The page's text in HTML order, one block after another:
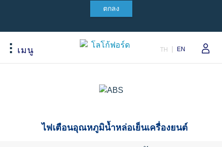
ตกลง
เมนู TH EN
ปรับแต่งและเสนอราคา
เปรียบเทียบรุ่นรถ เรนเจอร์
ราคารถฟอร์ดทุกรุ่น
อุปกรณ์ตกแต่งแท้ฟอร์ด
เจ้าของรถยนต์ฟอร์ด
นัดหมายออนไลน์เพื่อเข้ารับบริการ
เข้าสู่ระบบ
พบกับทีมผู้เชี่ยวชาญจากฟอร์ด
Body Equipment Mounting
Manuals
ข้อมูลองค์กร
นโนบายความเป็นส่วนตัว
ไฟเตือนอุณหภูมินํ้าหล่อเย็นเครื่องยนต์